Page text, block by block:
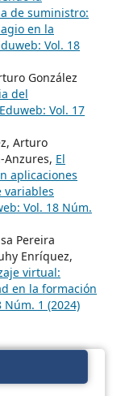
de suministro:
en la
Vol. 18
González
del
Vol. 17
Arturo
Anzures, El
aplicaciones
variables
Vol. 18 Núm.
Pereira
Enríquez,
virtual:
en la formación
Núm. 1 (2024)